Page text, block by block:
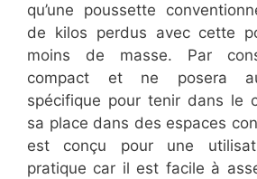
qu’une poussette
de kilos perdus avec cette
moins de masse. Par
compact et ne posera
spécifique pour tenir dans le
sa place dans des espaces
est conçu pour une
pratique car il est facile à